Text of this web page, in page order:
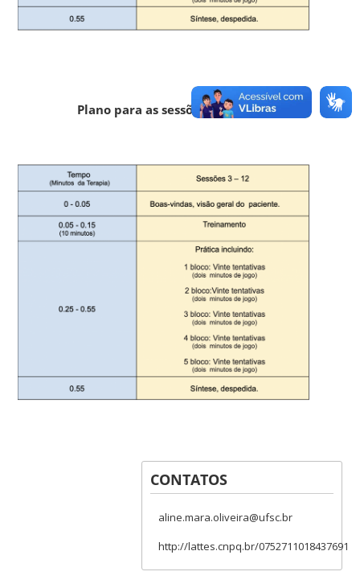
Plano para as sessões 3 e 12:
CONTATOS
aline.mara.oliveira@ufsc.br
http://lattes.cnpq.br/0752711018437691